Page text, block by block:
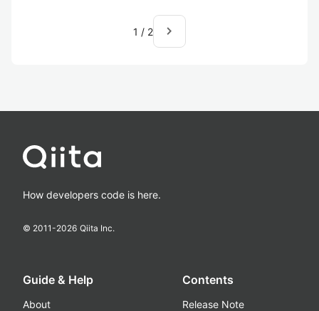
1 / 2 navigate_next
How developers code is here.
© 2011-2026 Qiita Inc.
Guide & Help
About
Contents
Release Note